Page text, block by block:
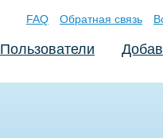
FAQ Обратная связь
Пользователи